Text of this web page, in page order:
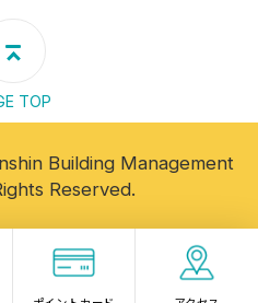
TOP
Building Management
Reserved.